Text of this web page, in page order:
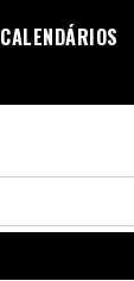
CALENDÁRIOS